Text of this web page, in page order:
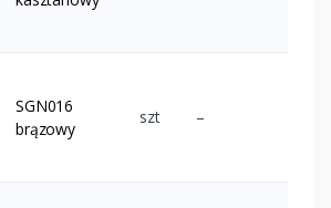
SGN016
brązowy
szt –